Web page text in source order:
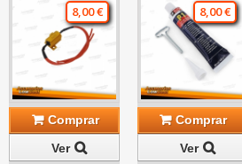
8,00 €
Comprar
Ver
8,00 €
Comprar
Ver